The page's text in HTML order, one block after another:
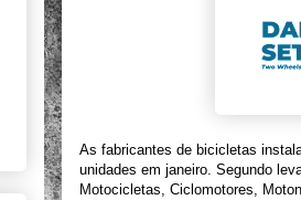
As fabricantes de bicicletas
unidades em janeiro. Segundo
Motocicletas, Ciclomotores,